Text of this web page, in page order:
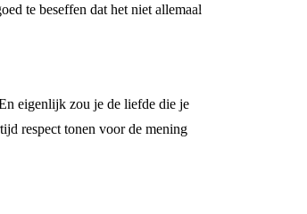
te beseffen dat het niet allemaal
eigenlijk zou je de liefde die je
respect tonen voor de mening